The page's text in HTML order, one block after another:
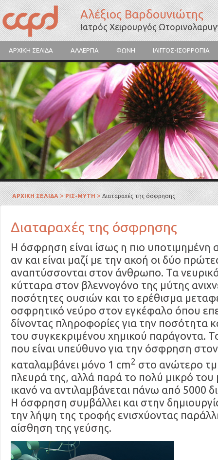
Αλέξιος Βαρδουνιώτης
Ιατρός Χειρουργός
ΑΡΧΙΚΗ ΣΕΛΙΔΑ ΑΛΛΕΡΓΙΑ ΦΩΝΗ ΙΛΙΓΓΟΣ-ΙΣΟΡΡΟΠΙΑ
Γύρη λουλουδιών
ΑΡΧΙΚΗ ΣΕΛΙΔΑ>ΡΙΣ-ΜΥΤΗ>Διαταραχές της όσφρησης
Διαταραχές της όσφρησης
Η όσφρηση είναι ίσως η πιο υποτιμημένη
αν και είναι μαζί με την ακοή οι δύο
αναπτύσσονται στον άνθρωπο. Τα
κύτταρα στον βλεννογόνο της μύτης
ποσότητες ουσιών και το ερέθισμα
οσφρητικό νεύρο στον εγκέφαλο όπου
δίνοντας πληροφορίες για την ποσότητα
του συγκεκριμένου χημικού παράγοντα.
που είναι υπεύθυνο για την όσφρηση
καταλαμβάνει μόνο 1 cm2 στο ανώτερο
πλευρά της, αλλά παρά το πολύ μικρό του
ικανό να αντιλαμβάνεται πάνω από 5000
Η όσφρηση συμβάλλει και στην
την λήψη της τροφής ενισχύοντας
αίσθηση της γεύσης.